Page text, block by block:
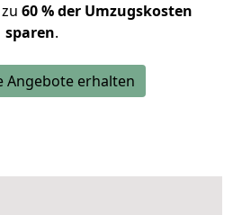
60 % der Umzugskosten
sparen.
Angebote erhalten